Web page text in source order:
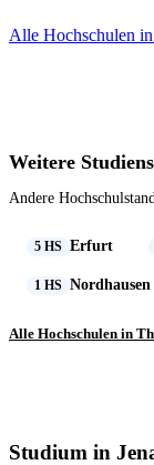
Alle Hochschulen
Weitere
Andere
5 HS Erfurt
1 HS Nordhausen
Alle Hochschulen in
Studium in